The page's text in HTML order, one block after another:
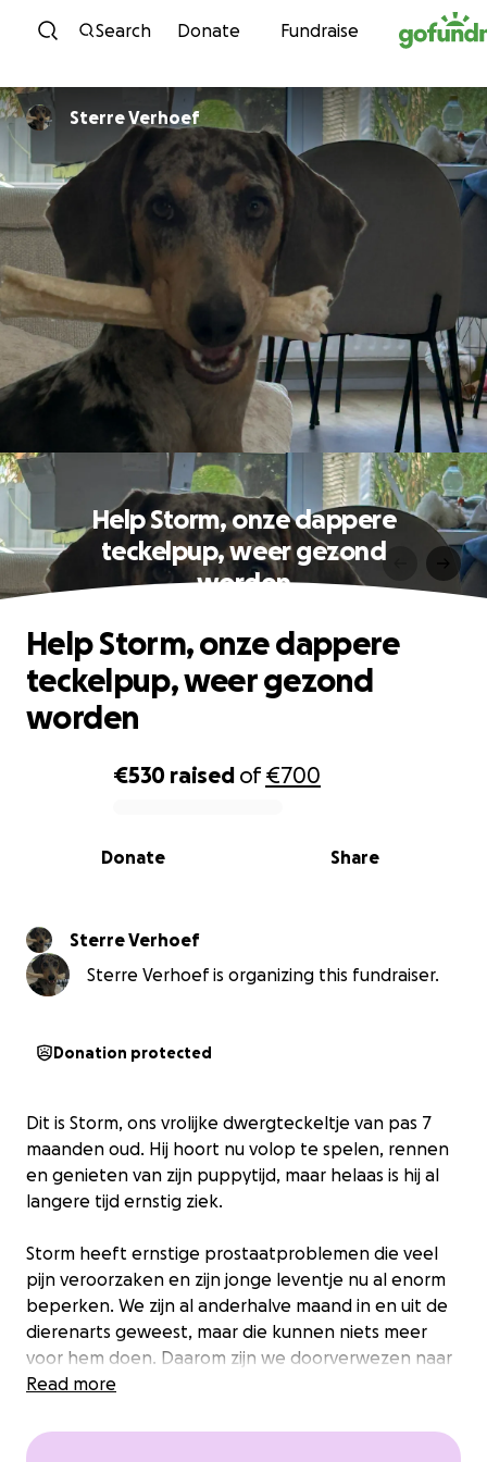
Skip to content
Search Donate Fundraise
Sterre Verhoef
Help Storm, onze dappere
teckelpup, weer gezond
worden
0% complete
€530 raised of€700
Share
Donate
Help Storm, onze dappere
teckelpup, weer gezond
worden
Sterre Verhoef
Sterre Verhoef is organizing this fundraiser.
Donation protected
Dit is Storm, ons vrolijke dwergteckeltje van pas 7
maanden oud. Hij hoort nu volop te spelen, rennen
en genieten van zijn puppytijd, maar helaas is hij al
langere tijd ernstig ziek.
Storm heeft ernstige prostaatproblemen die veel
pijn veroorzaken en zijn jonge leventje nu al enorm
beperken. We zijn al anderhalve maand in en uit de
dierenarts geweest, maar die kunnen niets meer
voor hem doen. Daarom zijn we doorverwezen naar
een specialist.
De eerste afspraak bij de specialist kost ons al
Read more